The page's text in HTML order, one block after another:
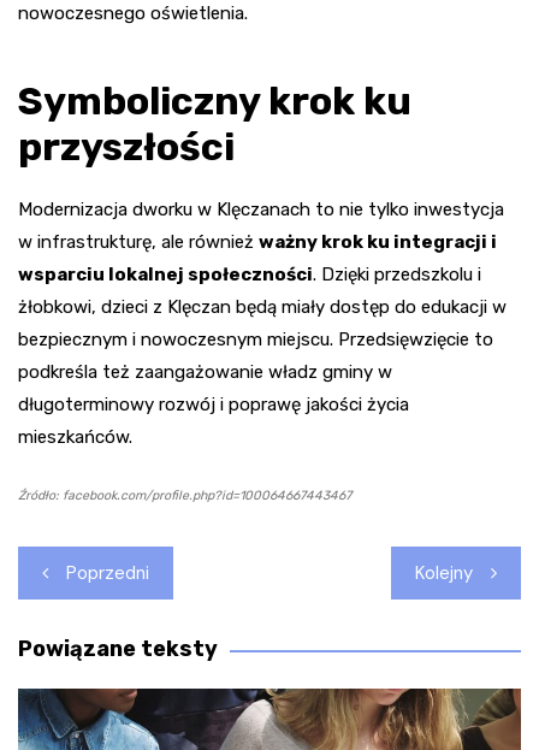
nowoczesnego oświetlenia.
Symboliczny krok ku
przyszłości
Modernizacja dworku w Klęczanach to nie tylko inwestycja
w infrastrukturę, ale również ważny krok ku integracji i
wsparciu lokalnej społeczności. Dzięki przedszkolu i
żłobkowi, dzieci z Klęczan będą miały dostęp do edukacji w
bezpiecznym i nowoczesnym miejscu. Przedsięwzięcie to
podkreśla też zaangażowanie władz gminy w
długoterminowy rozwój i poprawę jakości życia
mieszkańców.
Źródło: facebook.com/profile.php?id=100064667443467
Nawigacja
wpisu
Poprzedni Kolejny
Powiązane teksty